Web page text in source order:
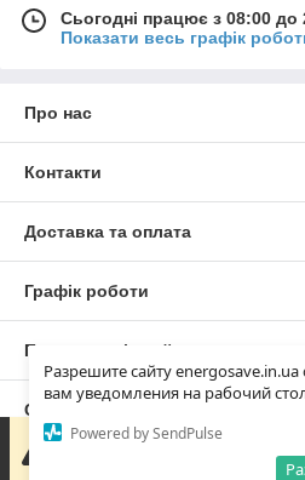
Разрешите сайту energosave.in.ua
вам уведомления на рабочий
Powered by SendPulse
Сьогодні працює з 08:00 до
Показати весь графік
Про нас
Контакти
Доставка та оплата
Графік роботи
Повна версія сайту
Сайт створено на маркетплейсі
Політика конфіденційності
Зараз у компанії неробочий
повідомлення будуть